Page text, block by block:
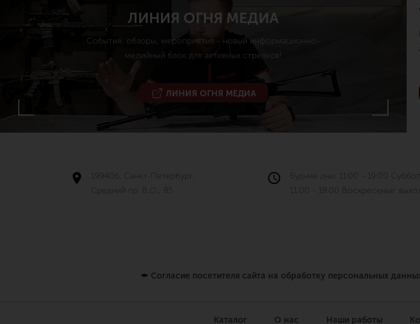
ЛИНИЯ ОГНЯ МЕДИА
События, обзоры, мероприятия - новый информационно-
медийный блок для активных стрелков!
ЛИНИЯ ОГНЯ МЕДИА
199406, Санкт-Петербург,
Средний пр. В.О., 85
Будние дни: 11:00 - 19:00
11:00 - 18:00 Воскресенье:
✒ Согласие посетителя сайта на обработку персональных
Каталог О нас Наши работы